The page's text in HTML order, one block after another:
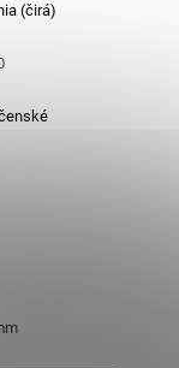
(čirá)